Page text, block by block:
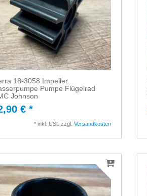
18-3058 Impeller
Pumpe Flügelrad
Johnson
€ *
* inkl. USt. zzgl. Versandkosten